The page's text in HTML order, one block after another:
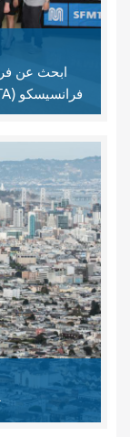
ابحث عن
فرانسيسكو (SFMTA) واطلع على سياسات التوظيف لدينا.